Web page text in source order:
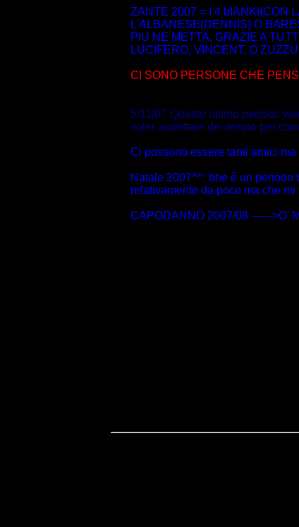
ZANTE 2007 = I 4 bIANKI(CON
L'ALBANESE(DENNIS) O
PIU NE METTA, GRAZIE A
LUCIFERO, VINCENT, O
CI SONO PERSONE CHE
5/11/07 Questo ultimo periodo
voler aspettare del tempo per
Ci possono essere tanti amici
Natale 2007^^: bhe è un periodo
relativamente da poco ma che
CAPODANNO 2007/08 ------>O'